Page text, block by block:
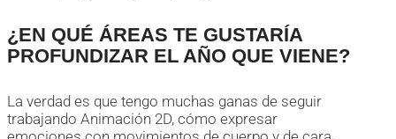
¿EN QUÉ ÁREAS TE GUSTARÍA
PROFUNDIZAR EL AÑO QUE VIENE?
La verdad es que tengo muchas ganas de seguir
trabajando Animación 2D, cómo expresar